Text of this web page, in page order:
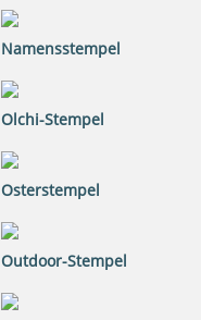
Namensstempel
Olchi-Stempel
Osterstempel
Outdoor-Stempel